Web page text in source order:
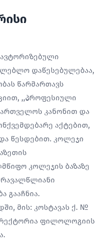
დაწესებულებაა,
წარმართავს
,,პროფესიული
კანონით და
აქტებით,
წესდებით. კოლეჯი
კოლეჯის ბაზაზე
გააჩნია.
მის: კოსტავას ქ. №
ფილოლოგიის